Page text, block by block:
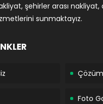
şehirler arası
sunmaktayız.
Foto